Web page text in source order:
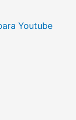
Youtube